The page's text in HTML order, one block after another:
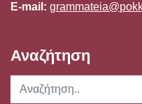
E-mail:
Αναζήτηση